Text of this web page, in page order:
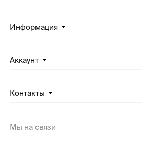
Информация
Аккаунт
Контакты
Мы на связи